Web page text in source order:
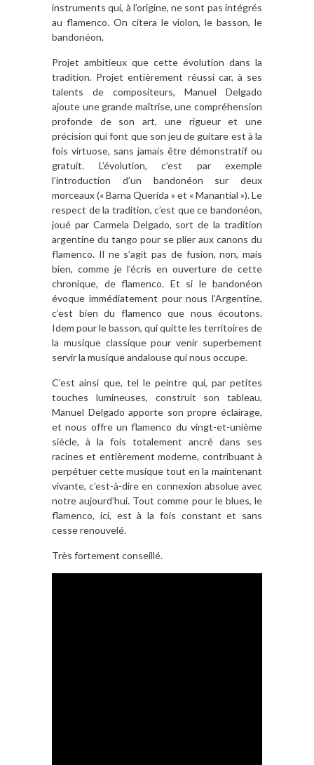
instruments qui, à l’origine, ne sont pas intégrés
au flamenco. On citera le violon, le basson, le
bandonéon.
Projet ambitieux que cette évolution dans la
tradition. Projet entièrement réussi car, à ses
talents de compositeurs, Manuel Delgado
ajoute une grande maîtrise, une compréhension
profonde de son art, une rigueur et une
précision qui font que son jeu de guitare est à la
fois virtuose, sans jamais être démonstratif ou
gratuit. L’évolution, c’est par exemple
l’introduction d’un bandonéon sur deux
morceaux (« Barna Querida » et « Manantial »). Le
respect de la tradition, c’est que ce bandonéon,
joué par Carmela Delgado, sort de la tradition
argentine du tango pour se plier aux canons du
flamenco. Il ne s’agit pas de fusion, non, mais
bien, comme je l’écris en ouverture de cette
chronique, de flamenco. Et si le bandonéon
évoque immédiatement pour nous l’Argentine,
c’est bien du flamenco que nous écoutons.
Idem pour le basson, qui quitte les territoires de
la musique classique pour venir superbement
servir la musique andalouse qui nous occupe.
C’est ainsi que, tel le peintre qui, par petites
touches lumineuses, construit son tableau,
Manuel Delgado apporte son propre éclairage,
et nous offre un flamenco du vingt-et-unième
siècle, à la fois totalement ancré dans ses
racines et entièrement moderne, contribuant à
perpétuer cette musique tout en la maintenant
vivante, c’est-à-dire en connexion absolue avec
notre aujourd’hui. Tout comme pour le blues, le
flamenco, ici, est à la fois constant et sans
cesse renouvelé.
Très fortement conseillé.